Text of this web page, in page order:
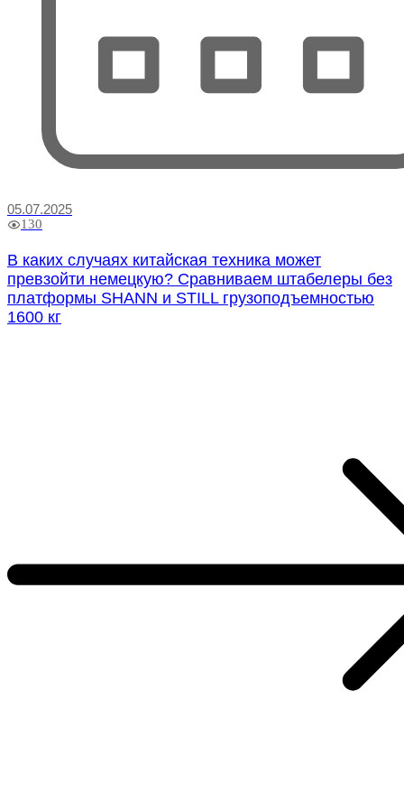
05.07.2025
130
В каких случаях китайская техника может
превзойти немецкую? Сравниваем штабелеры без
платформы SHANN и STILL грузоподъемностью
1600 кг